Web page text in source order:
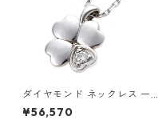
ダイヤモンド ネックレス 一粒
0.014ct プラチナ Pt900 四
葉 クローバーモチーフ ペンダ
¥56,570